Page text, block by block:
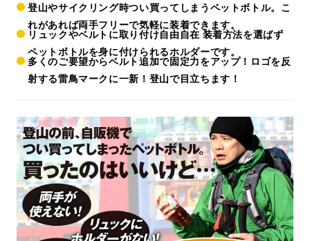
登山やサイクリング時つい買ってしまうペットボトル。こ
れがあれば両手フリーで気軽に装着できます。
リュックやベルトに取り付け自由自在 装着方法を選ばず
ペットボトルを身に付けられるホルダーです。
多くのご要望からベルト追加で固定力をアップ！ロゴを反
射する雷鳥マークに一新！登山で目立ちます！